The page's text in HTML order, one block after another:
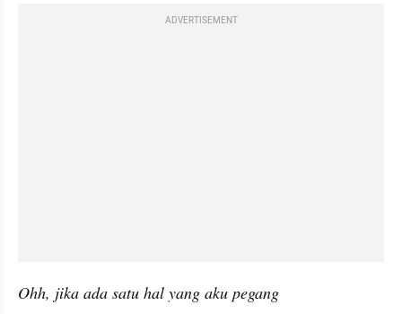
ADVERTISEMENT
Ohh, jika ada satu hal yang aku pegang